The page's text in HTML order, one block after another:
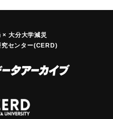
× 大分大学減災
センター(CERD)